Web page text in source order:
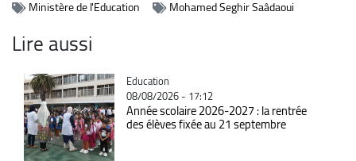
Ministère de l'Education Mohamed Seghir Saâdaoui
Lire aussi
Catégorie
Education
08/08/2026 - 17:12
Année scolaire 2026-2027 : la rentrée
des élèves fixée au 21 septembre